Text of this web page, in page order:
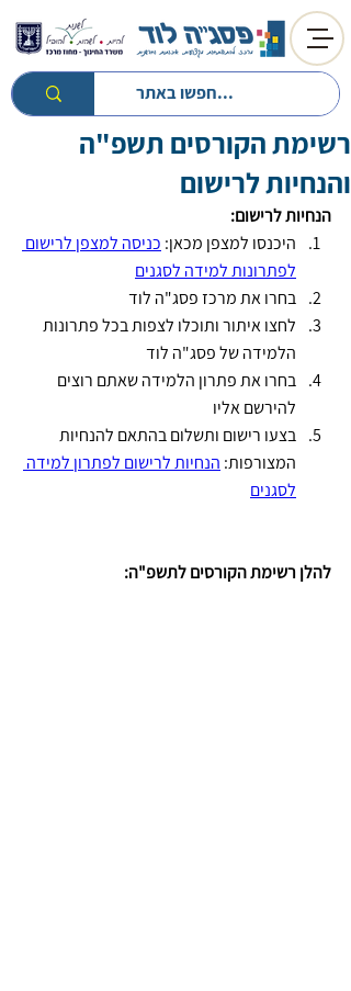
חזרה לטיפים
רשימת הקורסים תשפ"ה
והנחיות לרישום
הנחיות לרישום:
היכנסו למצפן מכאן: כניסה למצפן לרישום
לפתרונות למידה לסגנים
בחרו את מרכז פסג"ה לוד
לחצו איתור ותוכלו לצפות בכל פתרונות
הלמידה של פסג"ה לוד
בחרו את פתרון הלמידה שאתם רוצים
להירשם אליו
בצעו רישום ותשלום בהתאם להנחיות
המצורפות: הנחיות לרישום לפתרון למידה
לסגנים
להלן רשימת הקורסים לתשפ"ה: